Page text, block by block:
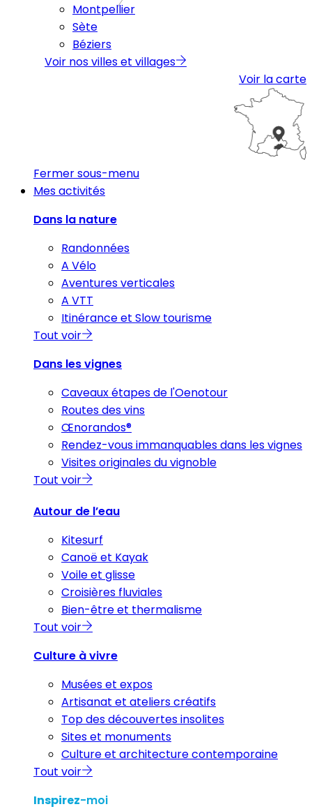
Montpellier
Sète
Béziers
Voir nos villes et villages
Voir la carte
Fermer sous-menu
Mes activités
Dans la nature
Randonnées
A Vélo
Aventures verticales
A VTT
Itinérance et Slow tourisme
Tout voir
Dans les vignes
Caveaux étapes de l'Oenotour
Routes des vins
Œnorandos®
Rendez-vous immanquables dans les vignes
Visites originales du vignoble
Tout voir
Autour de l’eau
Kitesurf
Canoë et Kayak
Voile et glisse
Croisières fluviales
Bien-être et thermalisme
Tout voir
Culture à vivre
Musées et expos
Artisanat et ateliers créatifs
Top des découvertes insolites
Sites et monuments
Culture et architecture contemporaine
Tout voir
Inspirez-moi